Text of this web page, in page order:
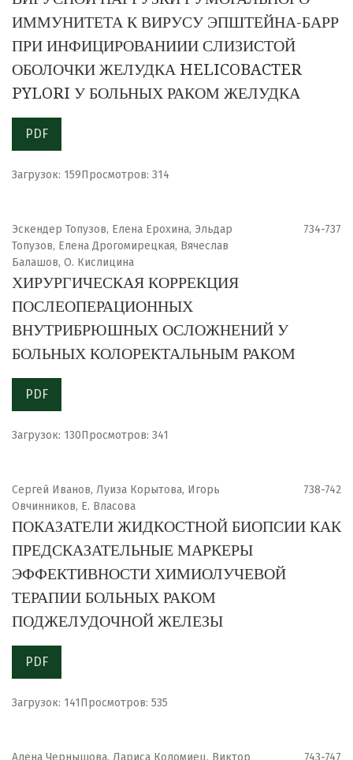
ИММУНИТЕТА К ВИРУСУ ЭПШТЕЙНА-БАРР
ПРИ ИНФИЦИРОВАНИИИ СЛИЗИСТОЙ
ОБОЛОЧКИ ЖЕЛУДКА HELICOBACTER
PYLORI У БОЛЬНЫХ РАКОМ ЖЕЛУДКА
PDF
Загрузок: 159Просмотров: 314
Эскендер Топузов, Елена Ерохина, Эльдар
Топузов, Елена Дрогомирецкая, Вячеслав
Балашов, О. Кислицина
734-737
ХИРУРГИЧЕСКАЯ КОРРЕКЦИЯ
ПОСЛЕОПЕРАЦИОННЫХ
ВНУТРИБРЮШНЫХ ОСЛОЖНЕНИЙ У
БОЛЬНЫХ КОЛОРЕКТАЛЬНЫМ РАКОМ
PDF
Загрузок: 130Просмотров: 341
Сергей Иванов, Луиза Корытова, Игорь
Овчинников, Е. Власова
738-742
ПОКАЗАТЕЛИ ЖИДКОСТНОЙ БИОПСИИ КАК
ПРЕДСКАЗАТЕЛЬНЫЕ МАРКЕРЫ
ЭФФЕКТИВНОСТИ ХИМИОЛУЧЕВОЙ
ТЕРАПИИ БОЛЬНЫХ РАКОМ
ПОДЖЕЛУДОЧНОЙ ЖЕЛЕЗЫ
PDF
Загрузок: 141Просмотров: 535
Алена Чернышова, Лариса Коломиец, Виктор
743-747